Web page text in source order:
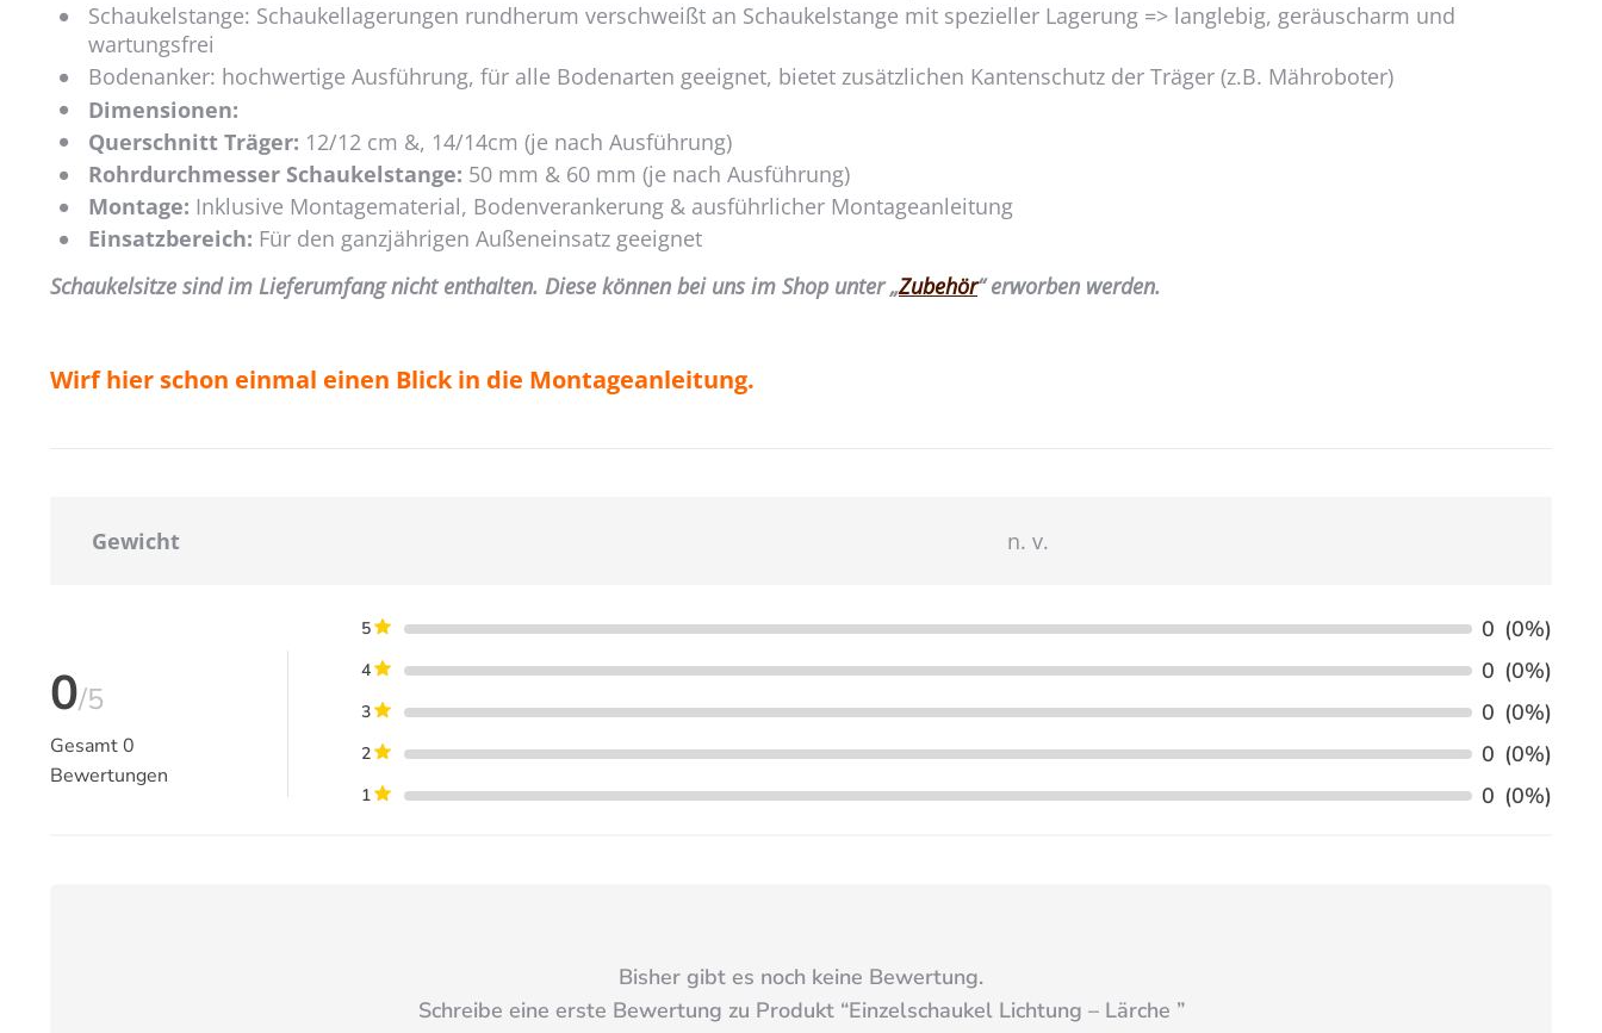
Schaukelstange: Schaukellagerungen rundherum verschweißt an Schaukelstange mit spezieller Lagerung => langlebig, geräuscharm und
wartungsfrei
Bodenanker: hochwertige Ausführung, für alle Bodenarten geeignet, bietet zusätzlichen Kantenschutz der Träger (z.B. Mähroboter)
Dimensionen:
Querschnitt Träger: 12/12 cm &, 14/14cm (je nach Ausführung)
Rohrdurchmesser Schaukelstange: 50 mm & 60 mm (je nach Ausführung)
Montage: Inklusive Montagematerial, Bodenverankerung & ausführlicher Montageanleitung
Einsatzbereich: Für den ganzjährigen Außeneinsatz geeignet
Schaukelsitze sind im Lieferumfang nicht enthalten. Diese können bei uns im Shop unter „Zubehör“ erworben werden.
Wirf hier schon einmal einen Blick in die Montageanleitung.
Gewicht n. v.
0/5
Gesamt0
Bewertungen
5 0 (0%)
4 0 (0%)
3 0 (0%)
2 0 (0%)
1 0 (0%)
Bisher gibt es noch keine Bewertung.
Schreibe eine erste Bewertung zu Produkt “Einzelschaukel Lichtung – Lärche ”